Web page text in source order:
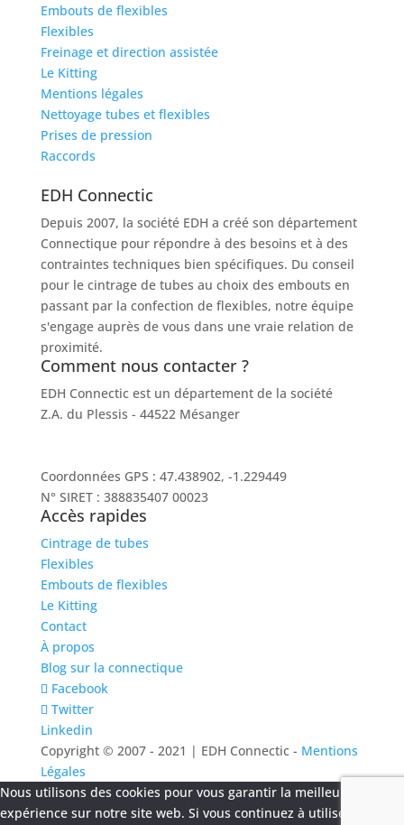
Embouts de flexibles
Flexibles
Freinage et direction assistée
Le Kitting
Mentions légales
Nettoyage tubes et flexibles
Prises de pression
Raccords
EDH Connectic
Depuis 2007, la société EDH a créé son département
Connectique pour répondre à des besoins et à des
contraintes techniques bien spécifiques. Du conseil
pour le cintrage de tubes au choix des embouts en
passant par la confection de flexibles, notre équipe
s'engage auprès de vous dans une vraie relation de
proximité.
Comment nous contacter ?
EDH Connectic est un département de la société
Z.A. du Plessis - 44522 Mésanger
Coordonnées GPS : 47.438902, -1.229449
N° SIRET : 388835407 00023
Accès rapides
Cintrage de tubes
Flexibles
Embouts de flexibles
Le Kitting
Contact
À propos
Blog sur la connectique
Facebook
Twitter
Linkedin
Copyright © 2007 - 2021 | EDH Connectic - Mentions
Légales
Nous utilisons des cookies pour vous garantir la meilleure
expérience sur notre site web. Si vous continuez à utiliser ce site,